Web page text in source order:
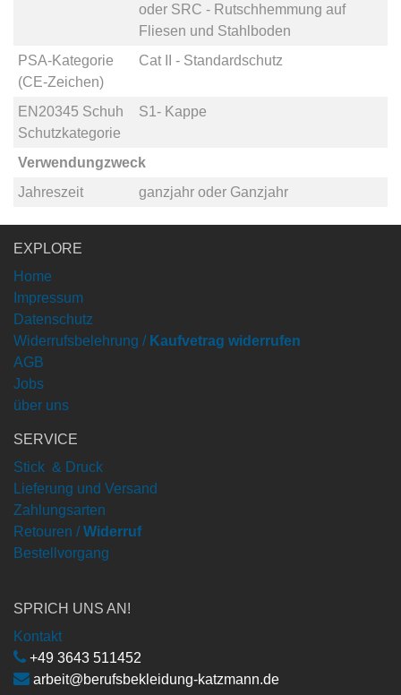
oder SRC - Rutschhemmung auf
Fliesen und Stahlboden
PSA-Kategorie
(CE-Zeichen)
Cat II - Standardschutz
EN20345 Schuh
Schutzkategorie
S1- Kappe
Verwendungzweck
Jahreszeit
ganzjahroder Ganzjahr
EXPLORE
Home
Impressum
Datenschutz
Widerrufsbelehrung / Kaufvetrag widerrufen
AGB
Jobs
über uns
SERVICE
Stick & Druck
Lieferung und Versand
Zahlungsarten
Retouren / Widerruf
Bestellvorgang
SPRICH UNS AN!
Kontakt
+49 3643 511452
arbeit@berufsbekleidung-katzmann.de